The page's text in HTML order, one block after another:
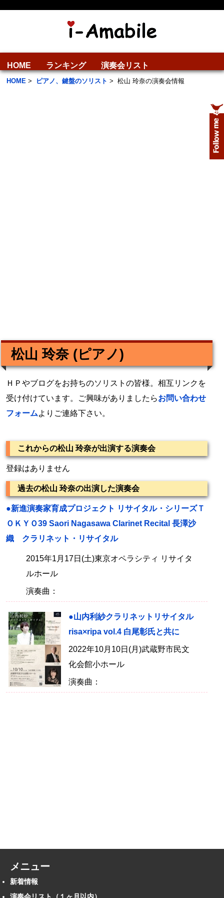
HOME ランキング 演奏会リスト
HOME > ピアノ、鍵盤のソリスト > 松山 玲奈の演奏会情報
松山 玲奈 (ピアノ)
ＨＰやブログをお持ちのソリストの皆様。相互リンクを
受け付けています。ご興味がありましたらお問い合わせ
フォームよりご連絡下さい。
これからの松山 玲奈が出演する演奏会
登録はありません
過去の松山 玲奈の出演した演奏会
●新進演奏家育成プロジェクト リサイタル・シリーズＴ
ＯＫＹＯ39 Saori Nagasawa Clarinet Recital 長澤沙
織 クラリネット・リサイタル
2015年1月17日(土)東京オペラシティ リサイタ
ルホール
演奏曲：
●山内利紗クラリネットリサイタル
risa×ripa vol.4 白尾彰氏と共に
2022年10月10日(月)武蔵野市民文
化会館小ホール
演奏曲：
メニュー
新着情報